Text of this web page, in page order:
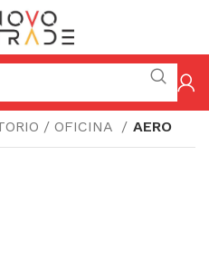
/ OFICINA AERO